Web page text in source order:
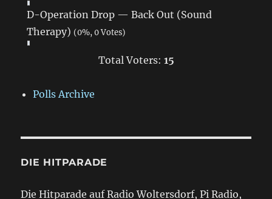
D-Operation Drop — Back Out (Sound
Therapy) (0%, 0 Votes)
Total Voters: 15
Polls Archive
DIE HITPARADE
Die Hitparade auf Radio Woltersdorf, Pi Radio,